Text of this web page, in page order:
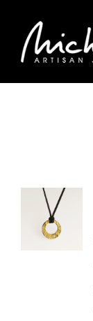
contenu